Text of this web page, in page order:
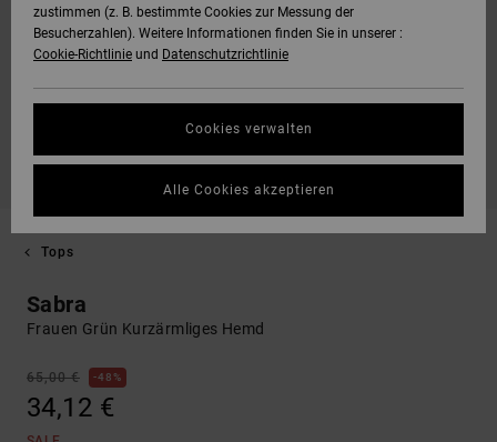
Tops
Sabra
Frauen Grün Kurzärmliges Hemd
65,00 € 48%
34,12 €
zustimmen (z. B. bestimmte Cookies zur Messung der
Besucherzahlen). Weitere Informationen finden Sie in unserer :
Cookie-Richtlinie und Datenschutzrichtlinie
Cookies verwalten
Alle Cookies akzeptieren